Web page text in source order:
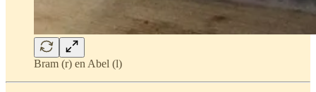
Bram (r) en Abel (l)